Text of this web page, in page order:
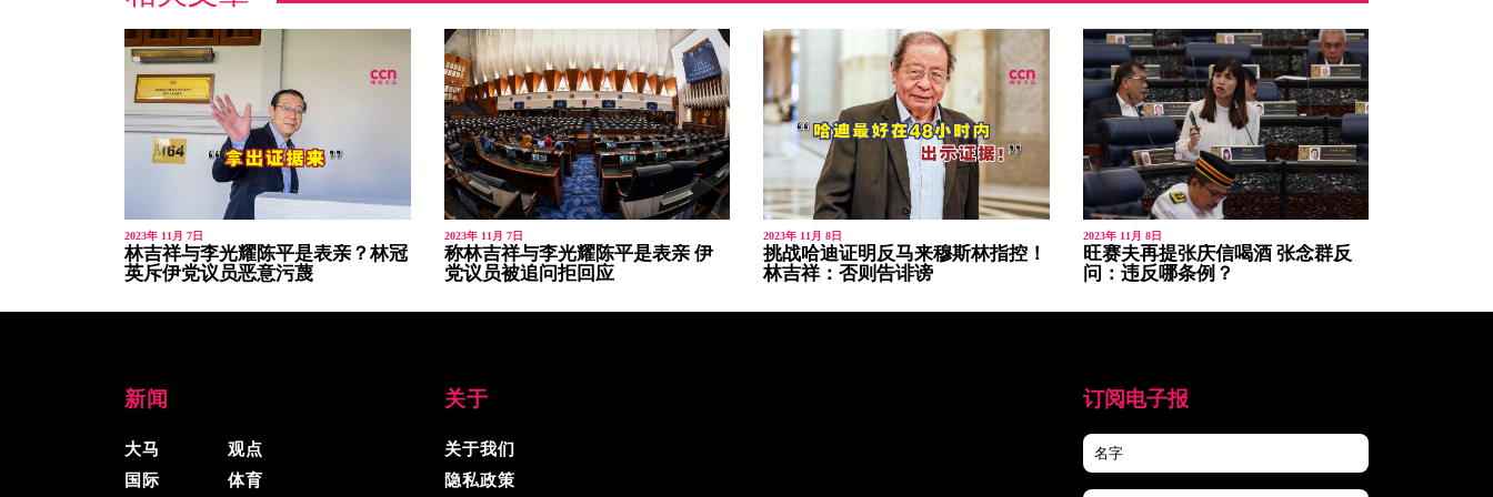
2023年 11月 7日
林吉祥与李光耀陈平是表亲？林冠
英斥伊党议员恶意污蔑
2023年 11月 7日
称林吉祥与李光耀陈平是表亲 伊
党议员被追问拒回应
2023年 11月 8日
挑战哈迪证明反马来穆斯林指控！
林吉祥：否则告诽谤
2023年 11月 8日
旺赛夫再提张庆信喝酒 张念群反
问：违反哪条例？
新闻
大马
国际
观点
体育
关于
关于我们
隐私政策
订阅电子报